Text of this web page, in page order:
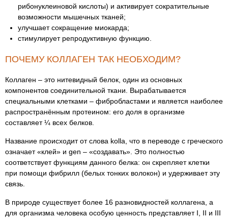
рибонуклеиновой кислоты) и активирует сократительные
возможности мышечных тканей;
улучшает сокращение миокарда;
стимулирует репродуктивную функцию.
ПОЧЕМУ КОЛЛАГЕН ТАК НЕОБХОДИМ?
Коллаген – это нитевидный белок, один из основных
компонентов соединительной ткани. Вырабатывается
специальными клетками – фибробластами и является наиболее
распространённым протеином: его доля в организме
составляет ¼ всех белков.
Название происходит от слова kolla, что в переводе с греческого
означает «клей» и gen – «создавать». Это полностью
соответствует функциям данного белка: он скрепляет клетки
при помощи фибрилл (белых тонких волокон) и удерживает эту
связь.
В природе существует более 16 разновидностей коллагена, а
для организма человека особую ценность представляет I, II и III